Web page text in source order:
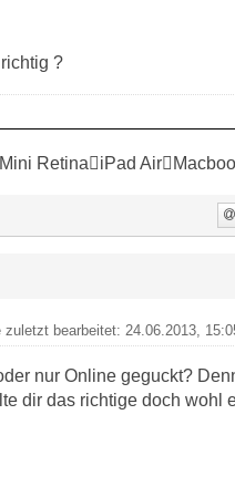
?
RetinaiPad
zuletzt bearbeitet: 24.06.2013,
nur Online geguckt?
dir das richtige doch wohl